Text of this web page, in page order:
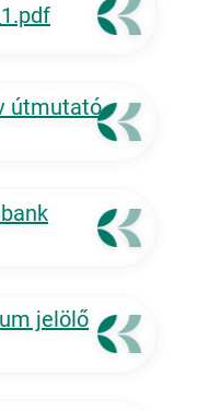
útmutató
jelölő